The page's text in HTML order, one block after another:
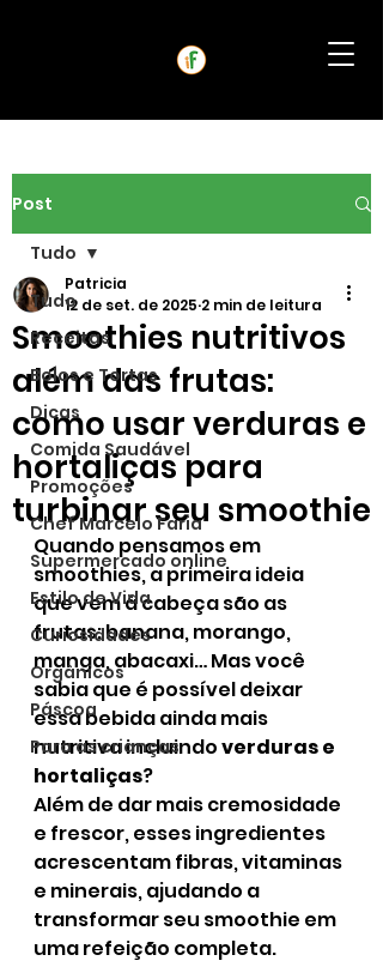
Post
Tudo
Receitas
Bolos e Tortas
Dicas
Comida Saudável
Promoções
Chef Marcelo Faria
Supermercado online
Estilo de Vida
Curiosidades
Orgânicos
Páscoa
Para as crianças
Tudo
Smoothies nutritivos
além das frutas:
como usar verduras e
hortaliças para
turbinar seu smoothie
Patricia
12 de set. de 2025 2 min de leitura
Quando pensamos em
smoothies, a primeira ideia
que vem à cabeça são as
frutas: banana, morango,
manga, abacaxi… Mas você
sabia que é possível deixar
essa bebida ainda mais
nutritiva incluindo verduras e
hortaliças?
Além de dar mais cremosidade
e frescor, esses ingredientes
acrescentam fibras, vitaminas
e minerais, ajudando a
transformar seu smoothie em
uma refeição completa.